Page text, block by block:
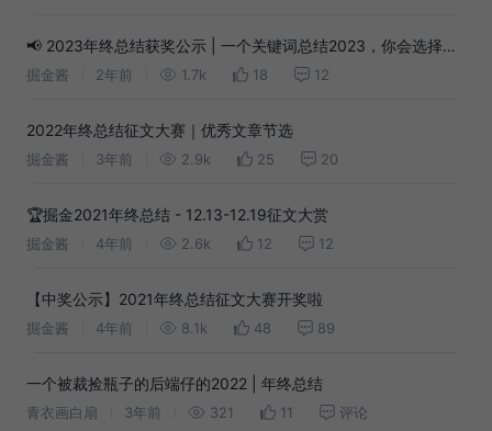
📢 2023年终总结获奖公示 | 一个关键词总结2023，你会选择哪
个词呢？
掘金酱 2年前 1.7k 18 12
2022年终总结征文大赛｜优秀文章节选
掘金酱 3年前 2.9k 25 20
🏆掘金2021年终总结 - 12.13-12.19征文大赏
掘金酱 4年前 2.6k 12 12
【中奖公示】2021年终总结征文大赛开奖啦
掘金酱 4年前 8.1k 48 89
一个被裁捡瓶子的后端仔的2022 | 年终总结
青衣画白扇 3年前 321 11 评论